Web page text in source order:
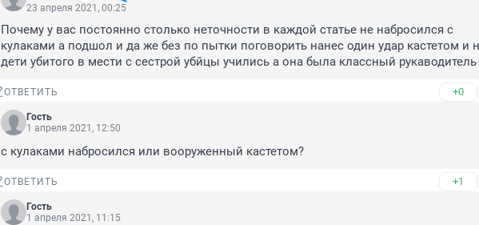
23 апреля 2021, 00:25
Почему у вас постоянно столько неточности в каждой статье не набросился с
кулаками а подшол и да же без по пытки поговорить нанес один удар кастетом и
дети убитого в мести с сестрой убйцы учились а она была классный рукаводитель
ОТВЕТИТЬ +0
Гость
1 апреля 2021, 12:50
с кулаками набросился или вооруженный кастетом?
ОТВЕТИТЬ +1
Гость
1 апреля 2021, 11:15